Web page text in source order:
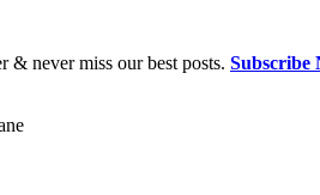
& never miss our best posts. Subscribe